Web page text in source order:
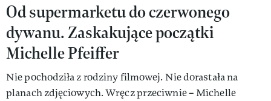
Od supermarketu do czerwonego
dywanu. Zaskakujące początki
Michelle Pfeiffer
Nie pochodziła z rodziny filmowej. Nie dorastała na
planach zdjęciowych. Wręcz przeciwnie – Michelle